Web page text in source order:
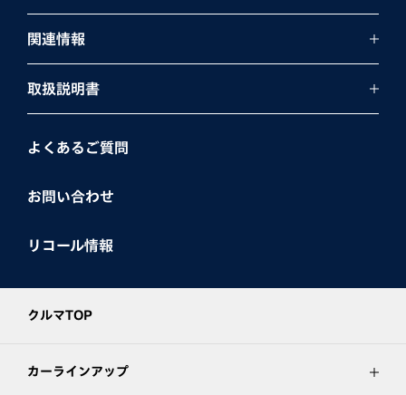
関連情報
取扱説明書
よくあるご質問
お問い合わせ
リコール情報
クルマTOP
カーラインアップ